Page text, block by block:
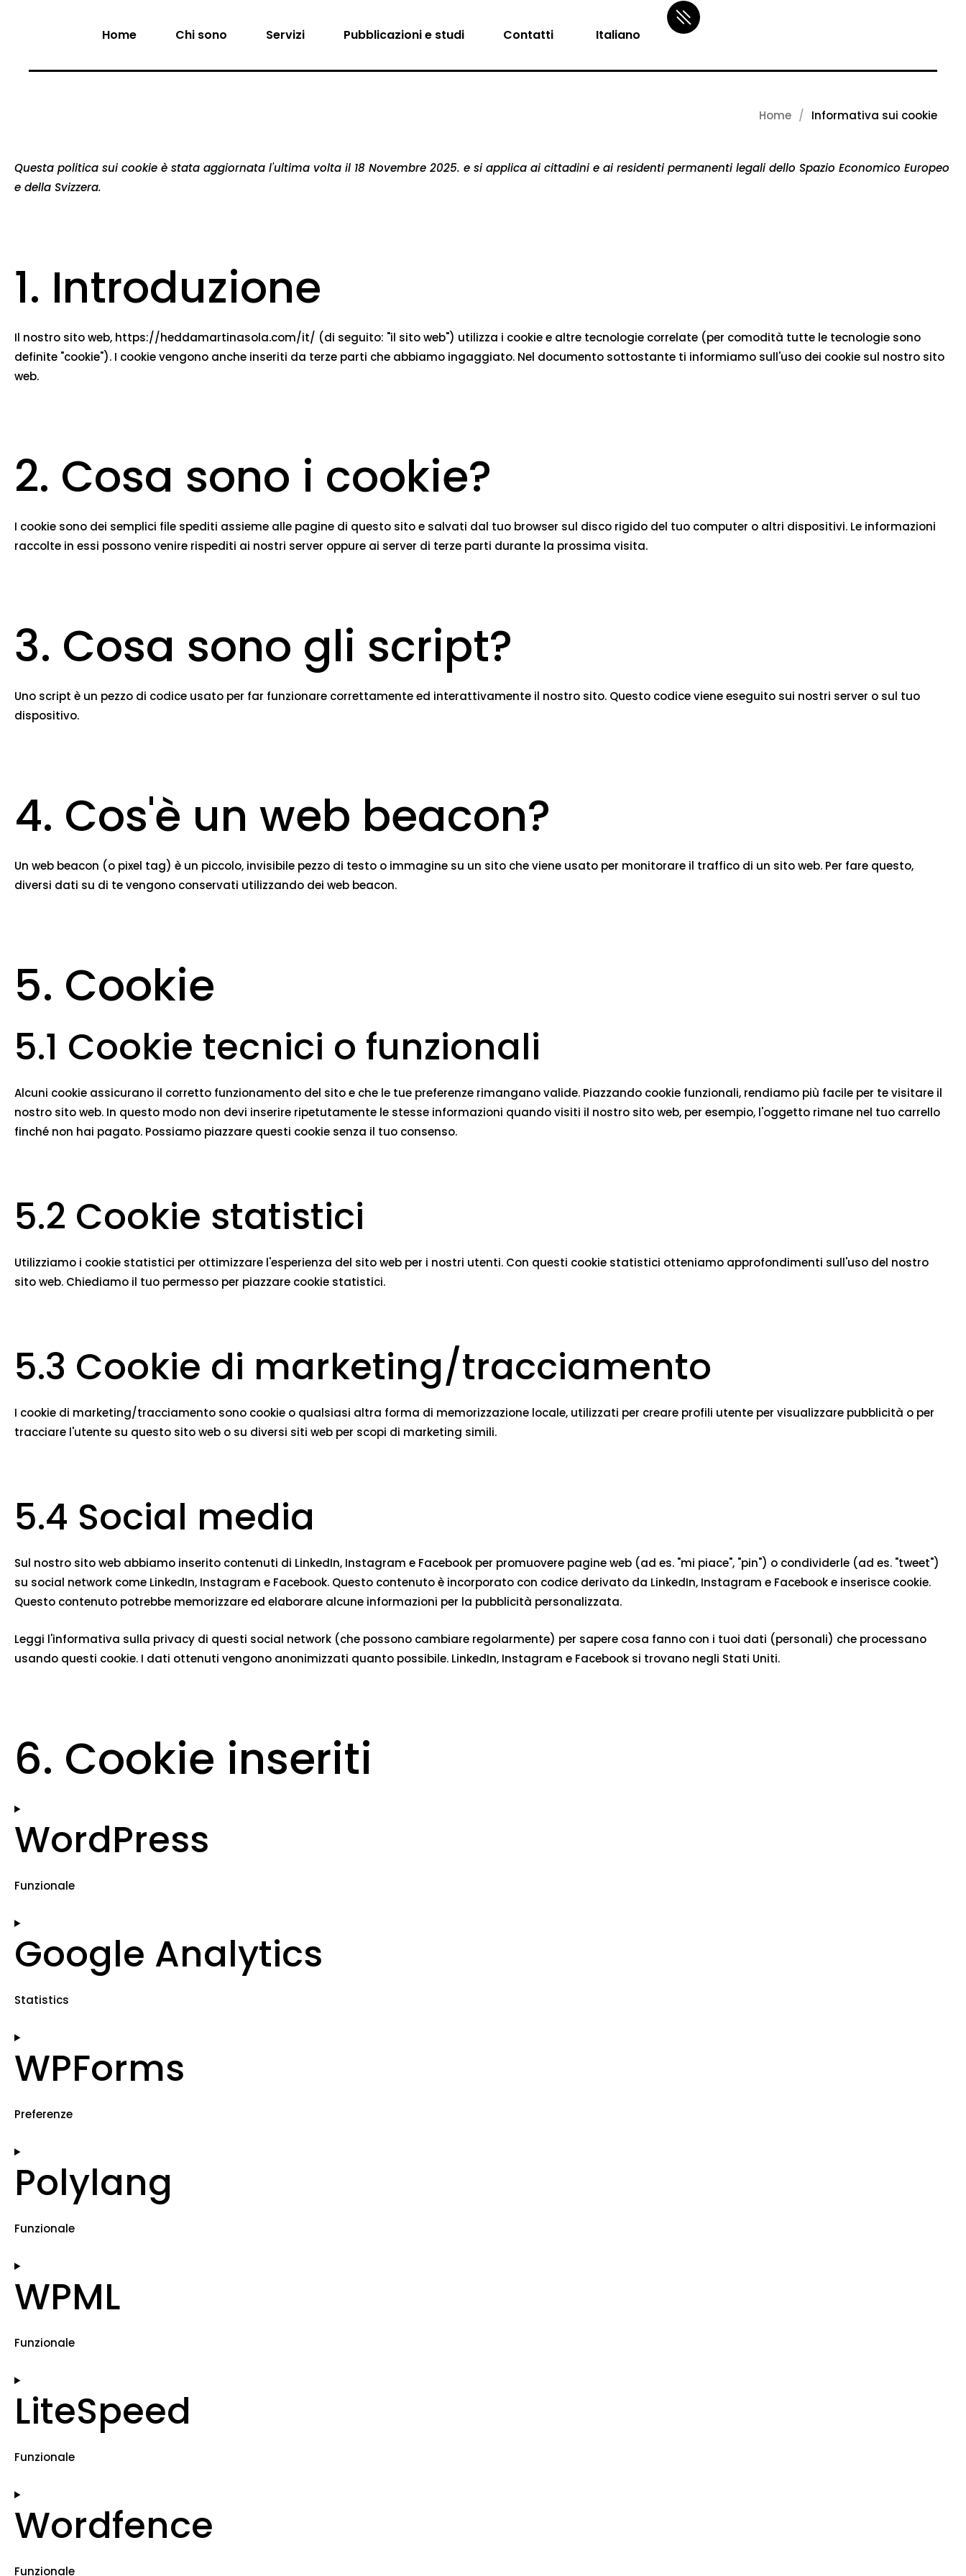
Home Chi sono Servizi Pubblicazioni e studi Contatti Italiano
Home Informativa sui cookie
Questa politica sui cookie è stata aggiornata l'ultima volta il 18 Novembre 2025. e si applica ai cittadini e ai residenti permanenti legali dello Spazio Economico Europeo
e della Svizzera.
1. Introduzione
Il nostro sito web, https://heddamartinasola.com/it/ (di seguito: "il sito web") utilizza i cookie e altre tecnologie correlate (per comodità tutte le tecnologie sono
definite "cookie"). I cookie vengono anche inseriti da terze parti che abbiamo ingaggiato. Nel documento sottostante ti informiamo sull'uso dei cookie sul nostro sito
web.
2. Cosa sono i cookie?
I cookie sono dei semplici file spediti assieme alle pagine di questo sito e salvati dal tuo browser sul disco rigido del tuo computer o altri dispositivi. Le informazioni
raccolte in essi possono venire rispediti ai nostri server oppure ai server di terze parti durante la prossima visita.
3. Cosa sono gli script?
Uno script è un pezzo di codice usato per far funzionare correttamente ed interattivamente il nostro sito. Questo codice viene eseguito sui nostri server o sul tuo
dispositivo.
4. Cos'è un web beacon?
Un web beacon (o pixel tag) è un piccolo, invisibile pezzo di testo o immagine su un sito che viene usato per monitorare il traffico di un sito web. Per fare questo,
diversi dati su di te vengono conservati utilizzando dei web beacon.
5. Cookie
5.1 Cookie tecnici o funzionali
Alcuni cookie assicurano il corretto funzionamento del sito e che le tue preferenze rimangano valide. Piazzando cookie funzionali, rendiamo più facile per te visitare il
nostro sito web. In questo modo non devi inserire ripetutamente le stesse informazioni quando visiti il nostro sito web, per esempio, l'oggetto rimane nel tuo carrello
finché non hai pagato. Possiamo piazzare questi cookie senza il tuo consenso.
5.2 Cookie statistici
Utilizziamo i cookie statistici per ottimizzare l'esperienza del sito web per i nostri utenti. Con questi cookie statistici otteniamo approfondimenti sull'uso del nostro
sito web. Chiediamo il tuo permesso per piazzare cookie statistici.
5.3 Cookie di marketing/tracciamento
I cookie di marketing/tracciamento sono cookie o qualsiasi altra forma di memorizzazione locale, utilizzati per creare profili utente per visualizzare pubblicità o per
tracciare l'utente su questo sito web o su diversi siti web per scopi di marketing simili.
5.4 Social media
Sul nostro sito web abbiamo inserito contenuti di LinkedIn, Instagram e Facebook per promuovere pagine web (ad es. "mi piace", "pin") o condividerle (ad es. "tweet")
su social network come LinkedIn, Instagram e Facebook. Questo contenuto è incorporato con codice derivato da LinkedIn, Instagram e Facebook e inserisce cookie.
Questo contenuto potrebbe memorizzare ed elaborare alcune informazioni per la pubblicità personalizzata.
Leggi l'informativa sulla privacy di questi social network (che possono cambiare regolarmente) per sapere cosa fanno con i tuoi dati (personali) che processano
usando questi cookie. I dati ottenuti vengono anonimizzati quanto possibile. LinkedIn, Instagram e Facebook si trovano negli Stati Uniti.
6. Cookie inseriti
WordPress
Funzionale
Google Analytics
Statistics
WPForms
Preferenze
Polylang
Funzionale
WPML
Funzionale
LiteSpeed
Funzionale
Wordfence
Funzionale